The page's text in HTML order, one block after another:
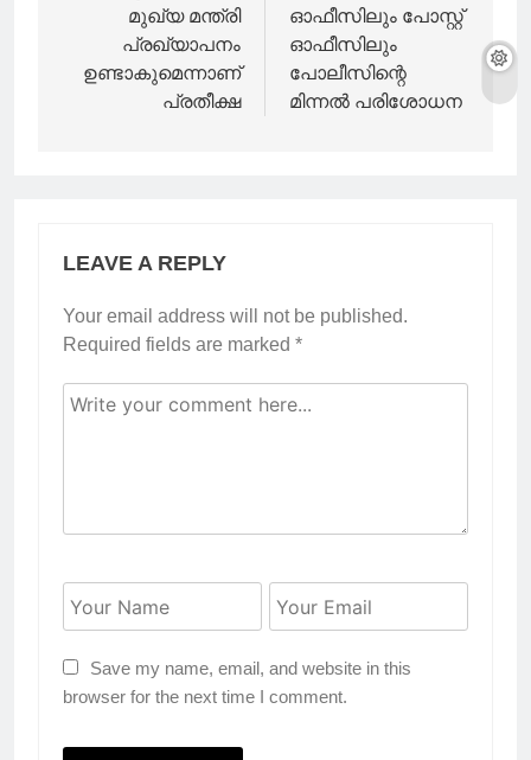
മുഖ്യ മന്ത്രി
പ്രഖ്യാപനം
ഉണ്ടാകുമെന്നാണ്
പ്രതീക്ഷ
ഓഫീസിലും പോസ്റ്റ്
ഓഫീസിലും
പോലീസിന്റെ
മിന്നൽ പരിശോധന
LEAVE A REPLY
Your email address will not be published.
Required fields are marked *
Save my name, email, and website in this
browser for the next time I comment.